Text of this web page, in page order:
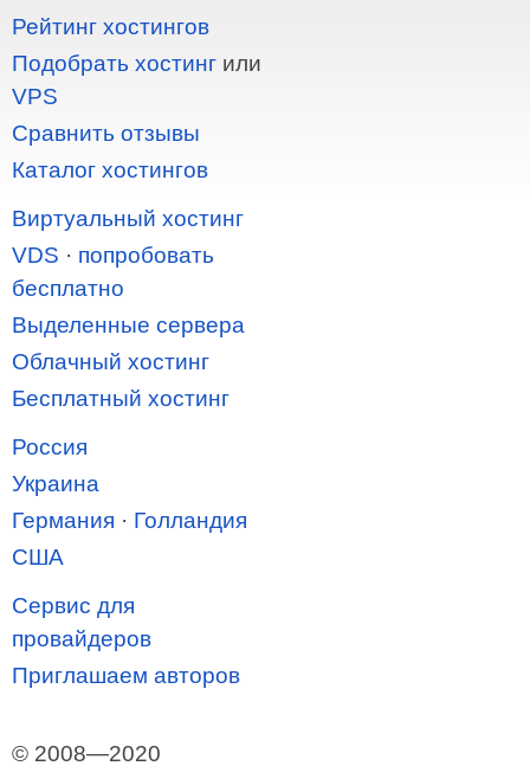
Рейтинг хостингов
Подобрать хостинг или
VPS
Сравнить отзывы
Каталог хостингов
Виртуальный хостинг
VDS · попробовать
бесплатно
Выделенные сервера
Облачный хостинг
Бесплатный хостинг
Россия
Украина
Германия · Голландия
США
Сервис для
провайдеров
Приглашаем авторов
© 2008—2020